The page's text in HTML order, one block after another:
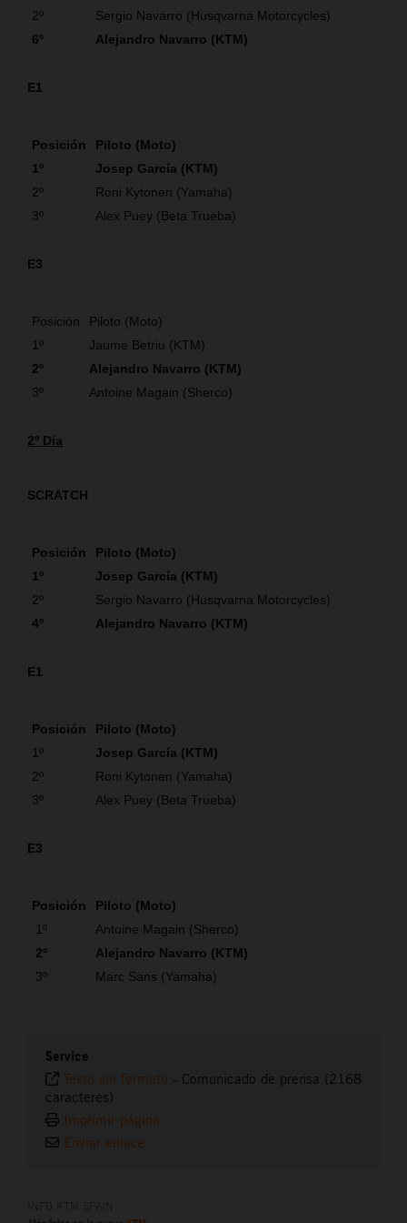
2º
Sergio Navarro (Husqvarna Motorcycles)
6º
Alejandro Navarro (KTM)
E1
Posición
Piloto (Moto)
1º
Josep García (KTM)
2º
Roni Kytonen (Yamaha)
3º
Alex Puey (Beta Trueba)
E3
Posición
Piloto (Moto)
1º
Jaume Betriu (KTM)
2º
Alejandro Navarro (KTM)
3º
Antoine Magain (Sherco)
2º Día
SCRATCH
Posición
Piloto (Moto)
1º
Josep García (KTM)
2º
Sergio Navarro (Husqvarna Motorcycles)
4º
Alejandro Navarro (KTM)
E1
Posición
Piloto (Moto)
1º
Josep García (KTM)
2º
Roni Kytonen (Yamaha)
3º
Alex Puey (Beta Trueba)
E3
Posición
Piloto (Moto)
1º
Antoine Magain (Sherco)
2º
Alejandro Navarro (KTM)
3º
Marc Sans (Yamaha)
Service
Texto sin formato - Comunicado de prensa (2168
caracteres)
Imprimir página
Enviar enlace